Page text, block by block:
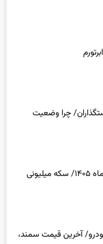
آخرین قیمت سمند،
+ جدول